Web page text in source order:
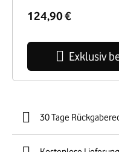
124,90 €
Exklusiv
30 Tage